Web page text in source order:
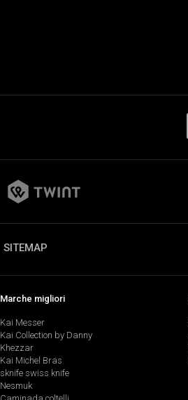
SITEMAP
Marche migliori
Kai Messer
Kai Collection by Danny
Khezzar
Kai Michel Bras
sknife swiss knife
Nesmuk